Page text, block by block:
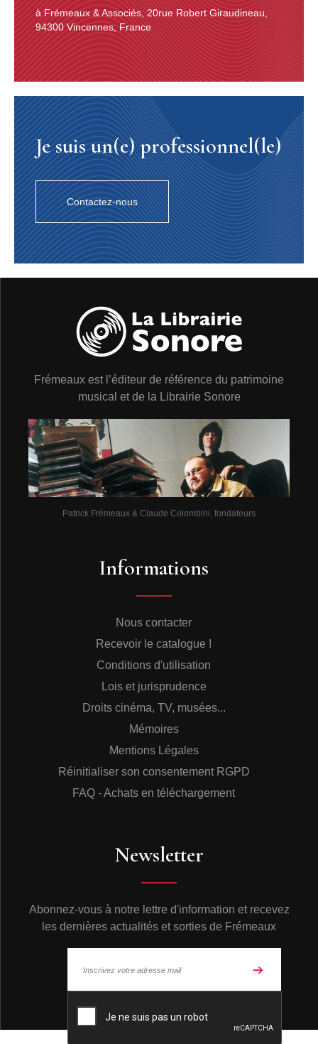
à Frémeaux & Associés, 20rue Robert Giraudineau,
94300 Vincennes, France
Je suis un(e) professionnel(le)
Contactez-nous
Frémeaux est l’éditeur de référence du patrimoine
musical et de la Librairie Sonore
Patrick Frémeaux & Claude Colombini, fondateurs
Informations
Nous contacter
Recevoir le catalogue !
Conditions d'utilisation
Lois et jurisprudence
Droits cinéma, TV, musées...
Mémoires
Mentions Légales
Réinitialiser son consentement RGPD
FAQ - Achats en téléchargement
Newsletter
Abonnez-vous à notre lettre d'information et recevez
les dernières actualités et sorties de Frémeaux